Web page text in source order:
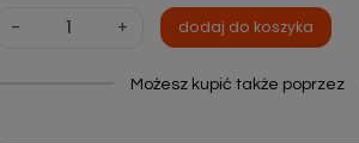
- + dodaj do koszyka
Możesz kupić także poprzez